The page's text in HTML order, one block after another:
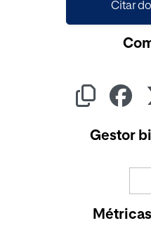
Citar
Gestor